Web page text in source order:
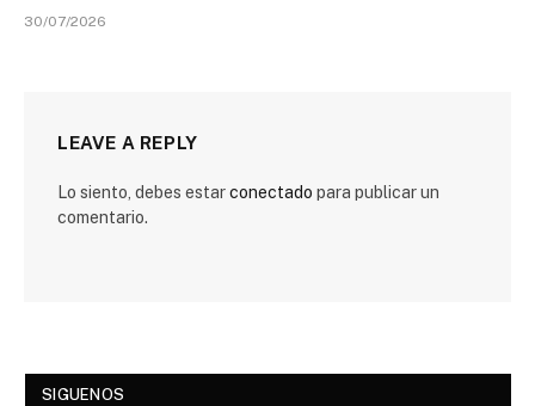
30/07/2026
LEAVE A REPLY
Lo siento, debes estarconectado para publicar un
comentario.
SIGUENOS